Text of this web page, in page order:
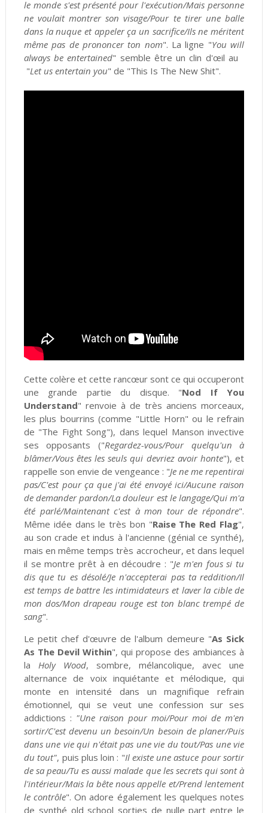
le monde s'est présenté pour l'exécution/Mais personne
ne voulait montrer son visage/Pour te tirer une balle
dans la nuque et appeler ça un sacrifice/Ils ne méritent
même pas de prononcer ton nom". La ligne "You will
always be entertained" semble être un clin d'œil au
"Let us entertain you" de "This Is The New Shit".
Cette colère et cette rancœur sont ce qui occuperont
une grande partie du disque. "Nod If You
Understand" renvoie à de très anciens morceaux,
les plus bourrins (comme "Little Horn" ou le refrain
de "The Fight Song"), dans lequel Manson invective
ses opposants ("Regardez-vous/Pour quelqu'un à
blâmer/Vous êtes les seuls qui devriez avoir honte"), et
rappelle son envie de vengeance : "Je ne me repentirai
pas/C'est pour ça que j'ai été envoyé ici/Aucune raison
de demander pardon/La douleur est le langage/Qui m'a
été parlé/Maintenant c'est à mon tour de répondre".
Même idée dans le très bon "Raise The Red Flag",
au son crade et indus à l'ancienne (génial ce synthé),
mais en même temps très accrocheur, et dans lequel
il se montre prêt à en découdre : "Je m'en fous si tu
dis que tu es désolé/Je n'accepterai pas ta reddition/Il
est temps de battre les intimidateurs et laver la cible de
mon dos/Mon drapeau rouge est ton blanc trempé de
sang".
Le petit chef d'œuvre de l'album demeure "As Sick
As The Devil Within", qui propose des ambiances à
la Holy Wood, sombre, mélancolique, avec une
alternance de voix inquiétante et mélodique, qui
monte en intensité dans un magnifique refrain
émotionnel, qui se veut une confession sur ses
addictions : "Une raison pour moi/Pour moi de m'en
sortir/C'est devenu un besoin/Un besoin de planer/Puis
dans une vie qui n'était pas une vie du tout/Pas une vie
du tout", puis plus loin : "Il existe une astuce pour sortir
de sa peau/Tu es aussi malade que les secrets qui sont à
l'intérieur/Mais la bête nous appelle et/Prend lentement
le contrôle". On adore également les quelques notes
de synthé old school sorties de nulle part entre le